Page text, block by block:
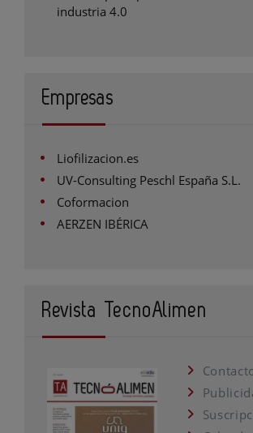
industria 4.0
Empresas
Liofilizacion.es
UV-Consulting Peschl España S.L.
Coformacion
AERZEN IBÉRICA
Revista TecnoAlimen